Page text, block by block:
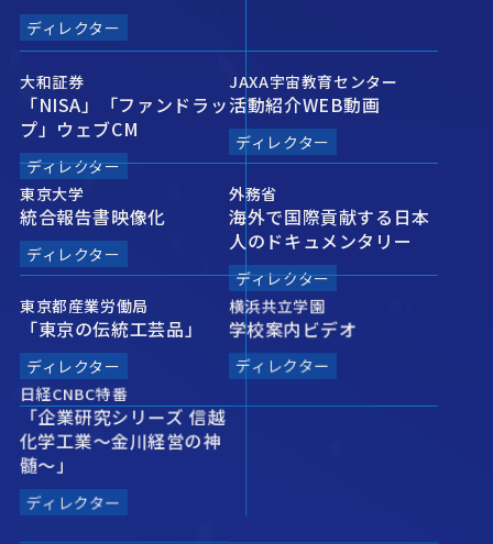
ディレクター
大和証券
「NISA」「ファンドラッ
プ」ウェブCM
ディレクター
JAXA宇宙教育センター
活動紹介WEB動画
ディレクター
東京大学
統合報告書映像化
ディレクター
外務省
海外で国際貢献する日本
人のドキュメンタリー
ディレクター
東京都産業労働局
「東京の伝統工芸品」
ディレクター
横浜共立学園
学校案内ビデオ
ディレクター
日経CNBC特番
「企業研究シリーズ 信越
化学工業〜金川経営の神
髄〜」
ディレクター